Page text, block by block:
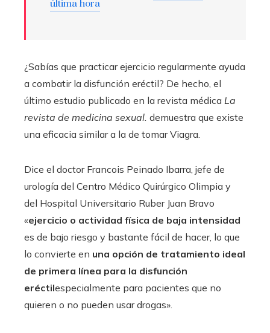
última hora
¿Sabías que practicar ejercicio regularmente ayuda
a combatir la disfunción eréctil? De hecho, el
último estudio publicado en la revista médica La
revista de medicina sexual. demuestra que existe
una eficacia similar a la de tomar Viagra.
Dice el doctor Francois Peinado Ibarra, jefe de
urología del Centro Médico Quirúrgico Olimpia y
del Hospital Universitario Ruber Juan Bravo
«ejercicio o actividad física de baja intensidad
es de bajo riesgo y bastante fácil de hacer, lo que
lo convierte en una opción de tratamiento ideal
de primera línea para la disfunción
eréctilespecialmente para pacientes que no
quieren o no pueden usar drogas».